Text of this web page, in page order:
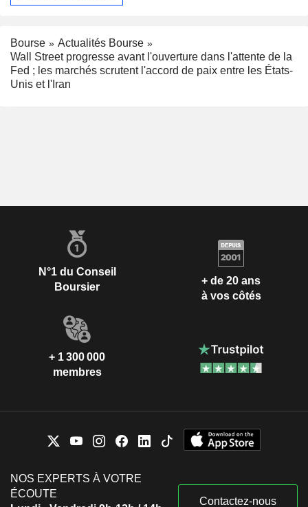
Bourse
Actualités Bourse
Wall Street progresse avant l'ouverture dans l'attente de la
Fed ; les marchés scrutent l'accord de paix entre les États-
Unis et l'Iran
N°1 du Conseil
Boursier
+ de 20 ans
à vos côtés
+ 1 300 000
membres
NOS EXPERTS À VOTRE
ÉCOUTE
Contactez-nous